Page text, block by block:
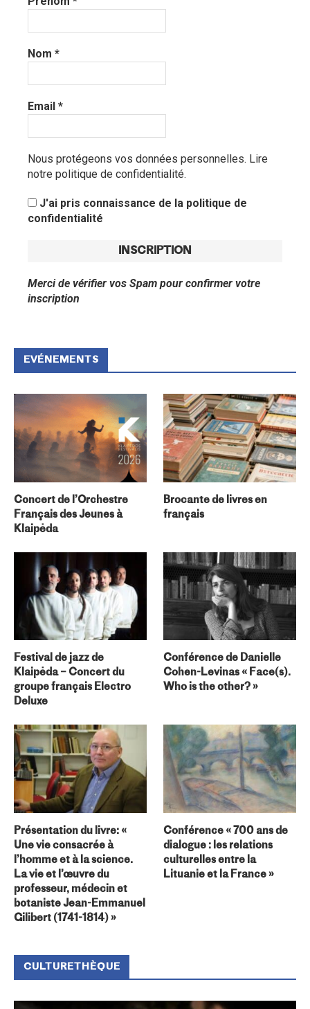
Nom *
Email *
Nous protégeons vos données personnelles. Lire
notre politique de confidentialité.
J'ai pris connaissance de la politique de
confidentialité
Merci de vérifier vos Spam pour confirmer votre
inscription
EVÉNEMENTS
Concert de l’Orchestre
Français des Jeunes à
Klaipėda
Brocante de livres en
français
Festival de jazz de
Klaipėda – Concert du
groupe français Electro
Deluxe
Conférence de Danielle
Cohen-Levinas « Face(s).
Who is the other? »
Présentation du livre: «
Une vie consacrée à
l’homme et à la science.
La vie et l’œuvre du
professeur, médecin et
botaniste Jean-Emmanuel
Gilibert (1741-1814) »
Conférence « 700 ans de
dialogue : les relations
culturelles entre la
Lituanie et la France »
CULTURETHÈQUE